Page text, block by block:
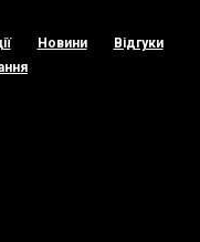
Новини
Відгуки